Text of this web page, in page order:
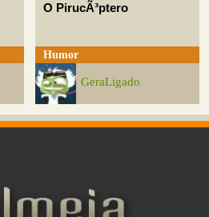
O PirucÃ³ptero
Humor
GeraLigado